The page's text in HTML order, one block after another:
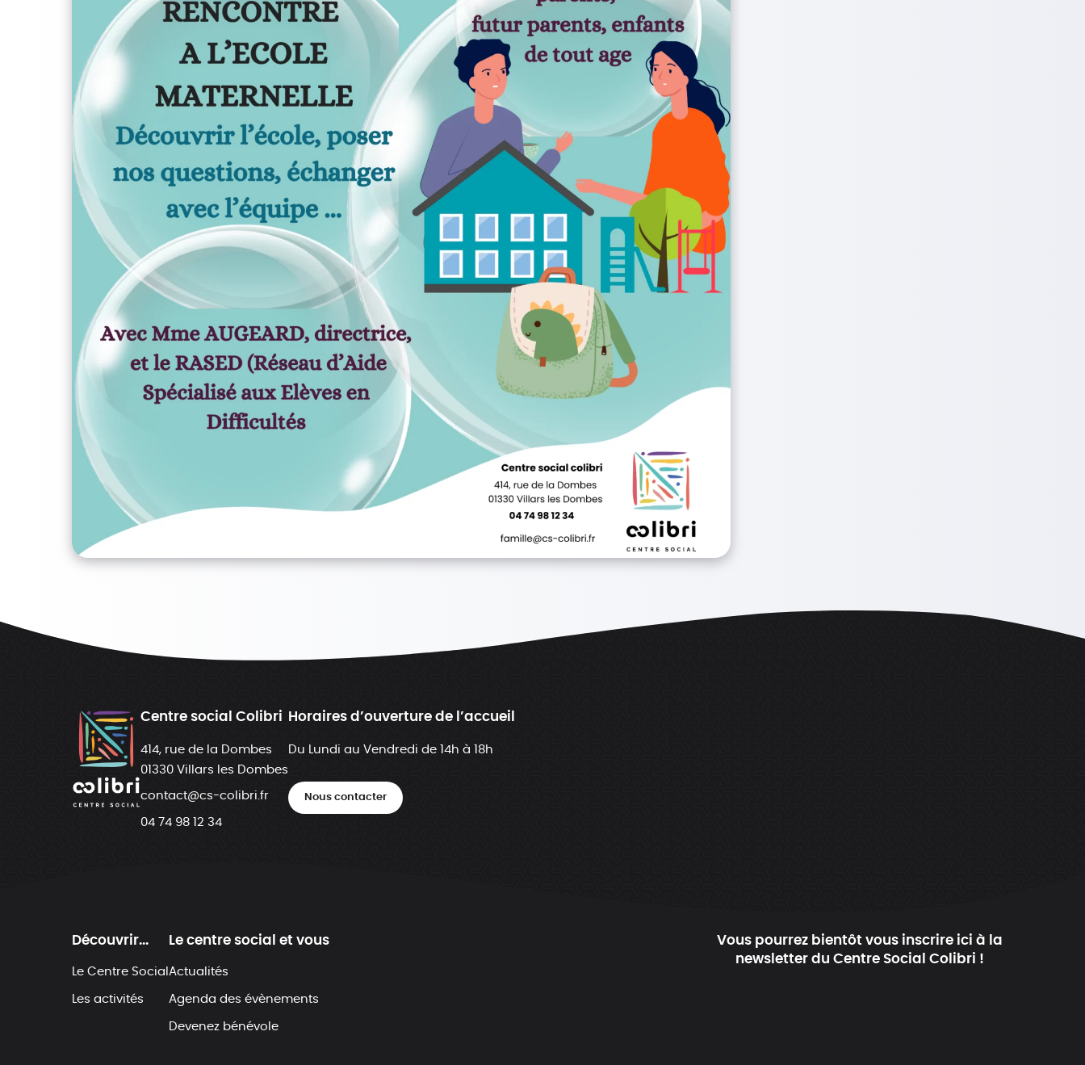
Centre social Colibri
414, rue de la Dombes
01330 Villars les Dombes
contact@cs-colibri.fr
04 74 98 12 34
Horaires d’ouverture de l’accueil
Du Lundi au Vendredi de 14h à 18h
Nous contacter
Découvrir...
Le Centre Social
Les activités
Le centre social et vous
Actualités
Agenda des évènements
Devenez bénévole
Vous pourrez bientôt vous inscrire ici à la
newsletter du Centre Social Colibri !